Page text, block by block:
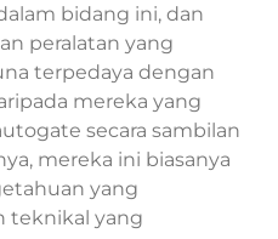
bidang ini, dan
peralatan yang
terpedaya dengan
mereka yang
secara sambilan
mereka ini biasanya
yang
teknikal yang